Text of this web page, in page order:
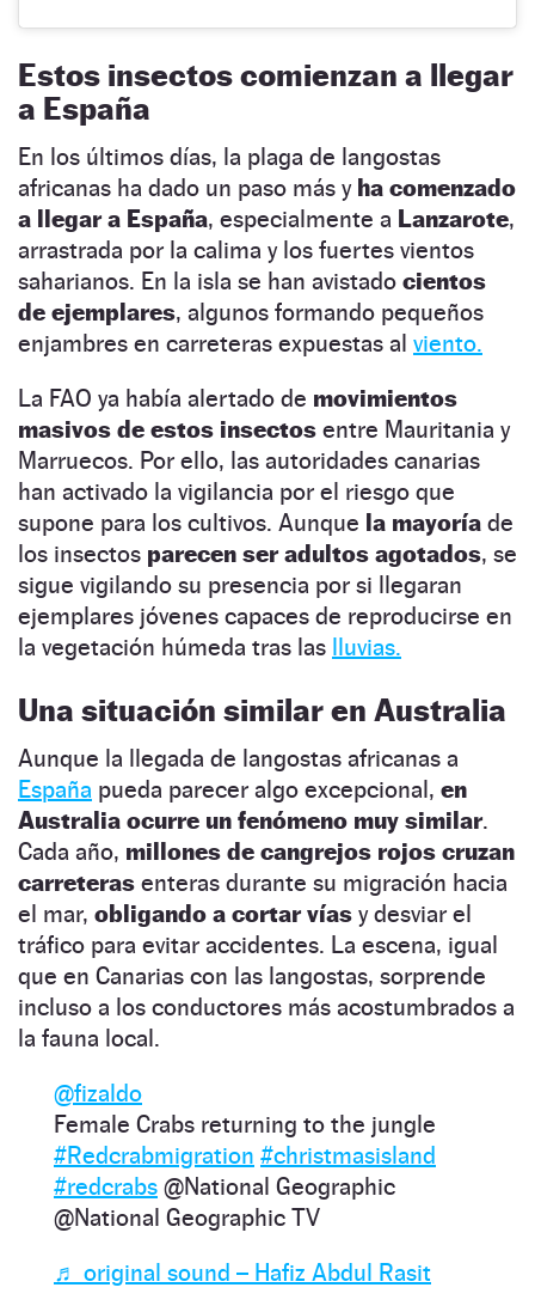
Estos insectos comienzan a llegar
a España
En los últimos días, la plaga de langostas
africanas ha dado un paso más y ha comenzado
a llegar a España, especialmente a Lanzarote,
arrastrada por la calima y los fuertes vientos
saharianos. En la isla se han avistado cientos
de ejemplares, algunos formando pequeños
enjambres en carreteras expuestas al viento.
La FAO ya había alertado de movimientos
masivos de estos insectos entre Mauritania y
Marruecos. Por ello, las autoridades canarias
han activado la vigilancia por el riesgo que
supone para los cultivos. Aunque la mayoría de
los insectos parecen ser adultos agotados, se
sigue vigilando su presencia por si llegaran
ejemplares jóvenes capaces de reproducirse en
la vegetación húmeda tras las lluvias.
Una situación similar en Australia
Aunque la llegada de langostas africanas a
España pueda parecer algo excepcional, en
Australia ocurre un fenómeno muy similar.
Cada año, millones de cangrejos rojos cruzan
carreteras enteras durante su migración hacia
el mar, obligando a cortar vías y desviar el
tráfico para evitar accidentes. La escena, igual
que en Canarias con las langostas, sorprende
incluso a los conductores más acostumbrados a
la fauna local.
@fizaldo
Female Crabs returning to the jungle
#Redcrabmigration #christmasisland
#redcrabs @National Geographic
@National Geographic TV
♬ original sound – Hafiz Abdul Rasit